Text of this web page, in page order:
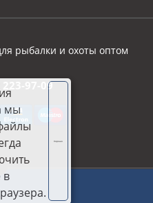
рыбалки и охоты оптом
223-97-09
мы
в
Хорошо